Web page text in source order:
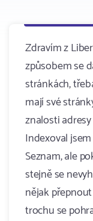
Zdravím z
způsobem se
stránkách,
mají své
znalosti
Indexoval
Seznam, ale
stejně se
nějak
trochu se